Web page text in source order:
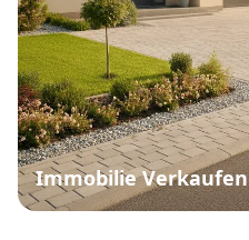
Immobilie Verkaufen